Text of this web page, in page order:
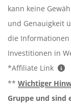
kann keine
und Genauigkeit
die Informationen
Investitionen in
*Affiliate Link
** Wichtiger
Gruppe und sind